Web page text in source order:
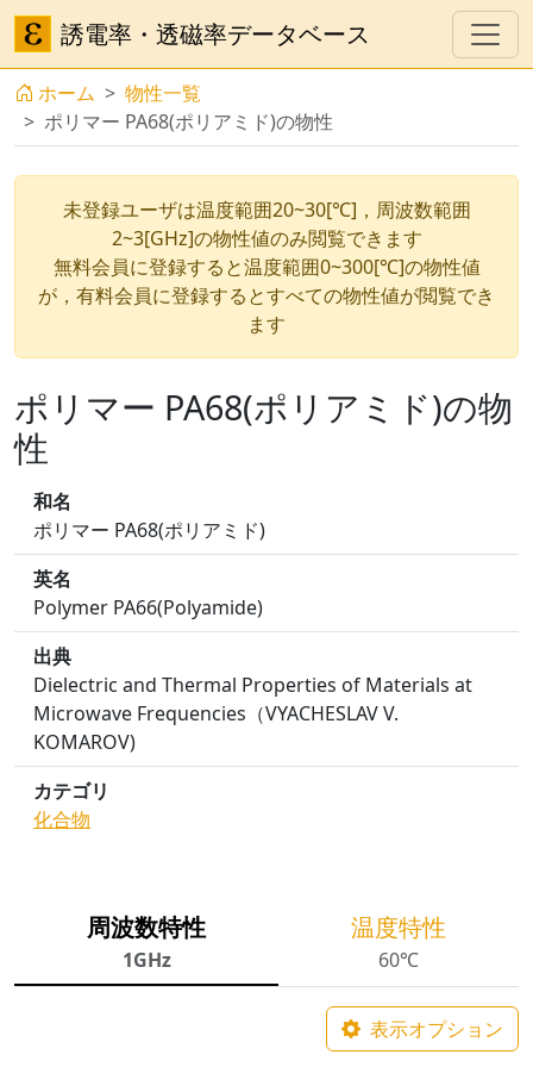
誘電率・透磁率データベース
ホーム
物性一覧
ポリマー PA68(ポリアミド)の物性
未登録ユーザは温度範囲20~30[℃]，周波数範囲
2~3[GHz]の物性値のみ閲覧できます
無料会員に登録すると温度範囲0~300[℃]の物性値
が，有料会員に登録するとすべての物性値が閲覧でき
ます
ポリマー PA68(ポリアミド)の物
性
和名
ポリマー PA68(ポリアミド)
英名
Polymer PA66(Polyamide)
出典
Dielectric and Thermal Properties of Materials at
Microwave Frequencies（VYACHESLAV V.
KOMAROV)
カテゴリ
化合物
周波数特性
1GHz
温度特性
60℃
表示オプション